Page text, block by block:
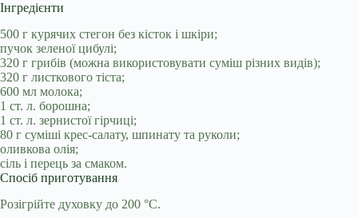
Інгредієнти
500 г курячих стегон без кісток і шкіри;
пучок зеленої цибулі;
320 г грибів (можна використовувати суміш різних видів);
320 г листкового тіста;
600 мл молока;
1 ст. л. борошна;
1 ст. л. зернистої гірчиці;
80 г суміші крес-салату, шпинату та руколи;
оливкова олія;
сіль і перець за смаком.
Спосіб приготування
Розігрійте духовку до 200 °C.